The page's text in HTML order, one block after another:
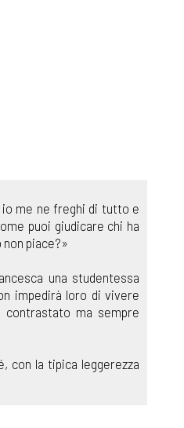
me ne freghi di tutto e
puoi giudicare chi ha
piace?»
una studentessa
impedirà loro di vivere
contrastato ma sempre
con la tipica leggerezza